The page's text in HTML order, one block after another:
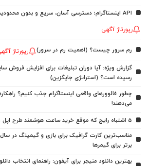
API اینستاگرام؛ دسترسی آسان، سریع و بدون محدودیت به اطلاعات اینستاگرام
رپورتاژ آگهی
رم سرور چیست؟ (اهمیت رم در سرور) رپورتاژ
گزارش ویژه: آیا دوران تبلیغات برای افزایش فروش
رسیده است؟ (استراتژی جایگزین)
چطور فالوورهای واقعی اینستاگرام جذب کنیم؟
می‌دهند!
5 اشتباه رایج که موقع خرید ساعت هوشمند طرح اپل واچ نباید انجام بدید!
برتر برای گیمرها
بهترین دانلود منیجر برای آیفون: راهنمای انتخاب